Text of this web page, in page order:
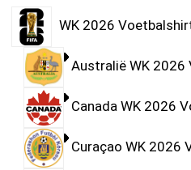
WK 2026
Australië WK
Canada WK 2026
Curaçao WK 2026